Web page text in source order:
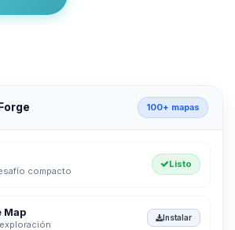
100+ mapas
compacto
Listo
Map Instalar